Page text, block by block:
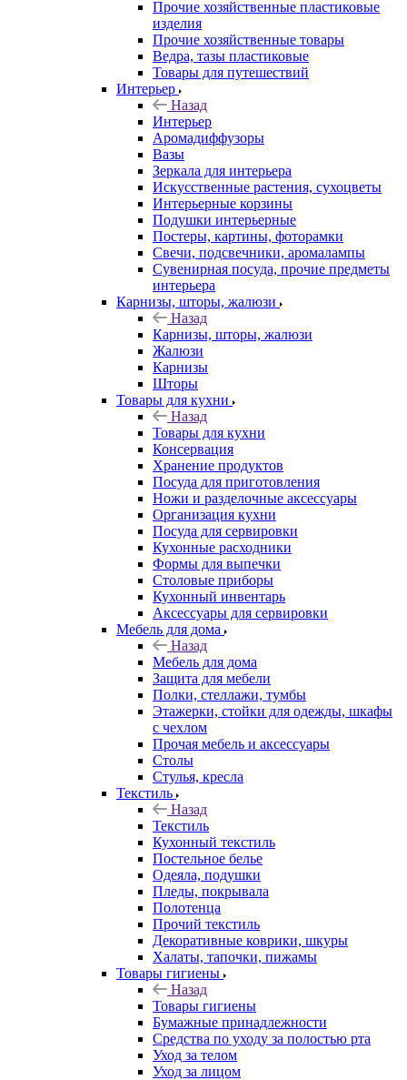
Прочие хозяйственные пластиковые
изделия
Прочие хозяйственные товары
Ведра, тазы пластиковые
Товары для путешествий
Интерьер
Назад
Интерьер
Аромадиффузоры
Вазы
Зеркала для интерьера
Искусственные растения, сухоцветы
Интерьерные корзины
Подушки интерьерные
Постеры, картины, фоторамки
Свечи, подсвечники, аромалампы
Сувенирная посуда, прочие предметы
интерьера
Карнизы, шторы, жалюзи
Назад
Карнизы, шторы, жалюзи
Жалюзи
Карнизы
Шторы
Товары для кухни
Назад
Товары для кухни
Консервация
Хранение продуктов
Посуда для приготовления
Ножи и разделочные аксессуары
Организация кухни
Посуда для сервировки
Кухонные расходники
Формы для выпечки
Столовые приборы
Кухонный инвентарь
Аксессуары для сервировки
Мебель для дома
Назад
Мебель для дома
Защита для мебели
Полки, стеллажи, тумбы
Этажерки, стойки для одежды, шкафы
с чехлом
Прочая мебель и аксессуары
Столы
Стулья, кресла
Текстиль
Назад
Текстиль
Кухонный текстиль
Постельное белье
Одеяла, подушки
Пледы, покрывала
Полотенца
Прочий текстиль
Декоративные коврики, шкуры
Халаты, тапочки, пижамы
Товары гигиены
Назад
Товары гигиены
Бумажные принадлежности
Средства по уходу за полостью рта
Уход за телом
Уход за лицом